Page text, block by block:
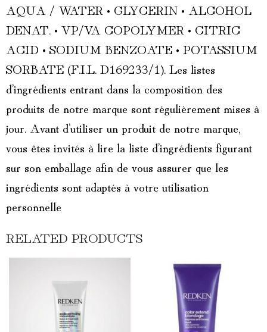
AQUA / WATER • GLYCERIN • ALCOHOL
DENAT. • VP/VA COPOLYMER • CITRIC
ACID • SODIUM BENZOATE • POTASSIUM
SORBATE (F.I.L. D169233/1). Les listes
d’ingrédients entrant dans la composition des
produits de notre marque sont régulièrement mises à
jour. Avant d’utiliser un produit de notre marque,
vous êtes invités à lire la liste d’ingrédients figurant
sur son emballage afin de vous assurer que les
ingrédients sont adaptés à votre utilisation
personnelle
RELATED PRODUCTS